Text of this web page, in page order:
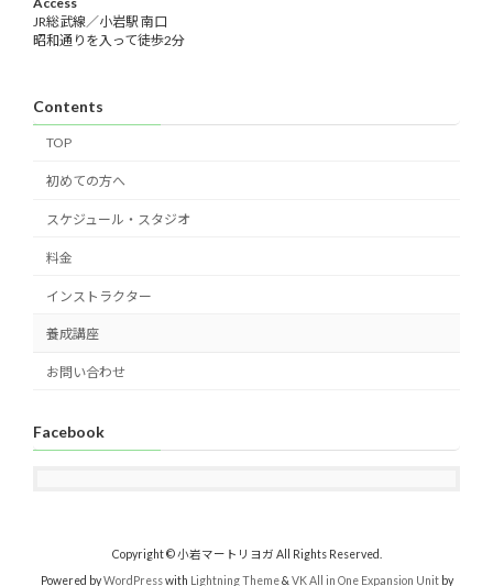
JR総武線／小岩駅 南口
昭和通りを入って徒歩2分
Contents
TOP
初めての方へ
スケジュール・スタジオ
料金
インストラクター
養成講座
お問い合わせ
Facebook
Copyright © 小岩マートリヨガ All Rights Reserved.
Powered byWordPresswith Lightning Theme&VK All in One Expansion Unitby